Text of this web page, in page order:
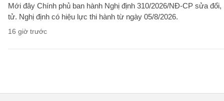
Mới đây Chính phủ ban hành Nghị định 310/2026/NĐ-CP sửa
tử. Nghị định có hiệu lực thi hành từ ngày 05/8/2026.
16 giờ trước